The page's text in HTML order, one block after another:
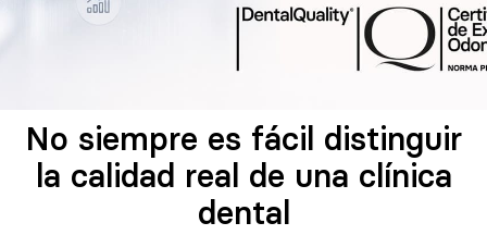
No siempre es fácil distinguir
la calidad real de una clínica
dental